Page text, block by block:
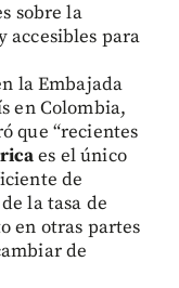
sobre la
accesibles para
la Embajada
en Colombia,
que “recientes
es el único
de
la tasa de
en otras partes
de